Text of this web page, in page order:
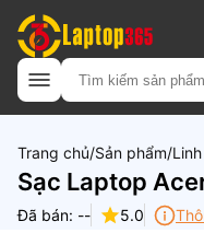
Trang chủ Sản phẩm
Sạc Laptop
Đã bán: -- 5.0